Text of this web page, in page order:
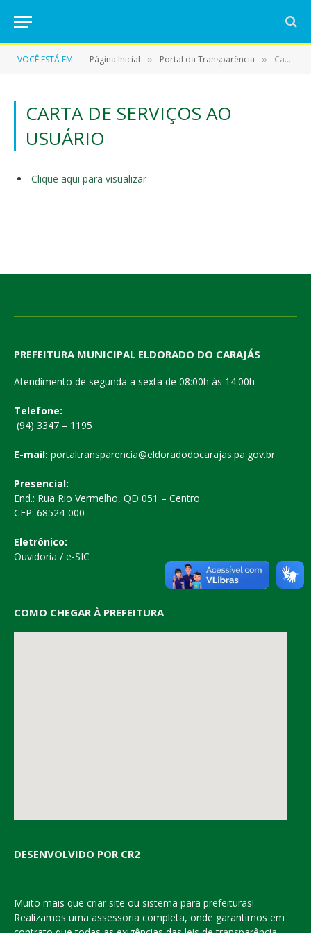
VOCÊ ESTÁ EM: Página Inicial » Portal da Transparência » Carta de Serviços ao Usuário
CARTA DE SERVIÇOS AO
USUÁRIO
Clique aqui para visualizar
PREFEITURA MUNICIPAL ELDORADO DO CARAJÁS
Atendimento de segunda a sexta de 08:00h às 14:00h
Telefone:
(94) 3347 – 1195
E-mail: portaltransparencia@eldoradodocarajas.pa.gov.br
Presencial:
End.: Rua Rio Vermelho, QD 051 – Centro
CEP: 68524-000
Eletrônico:
Ouvidoria / e-SIC
COMO CHEGAR À PREFEITURA
DESENVOLVIDO POR CR2
Muito mais que criar site ou sistema para prefeituras!
Realizamos uma assessoria completa, onde garantimos em